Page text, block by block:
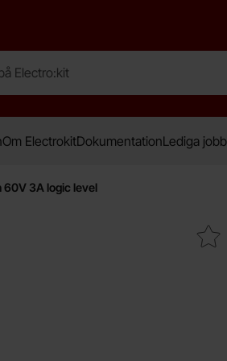
Om ElectrokitDokumentationLediga jobb
3A logic level
Makera zVN3306A TO-92 N-ch